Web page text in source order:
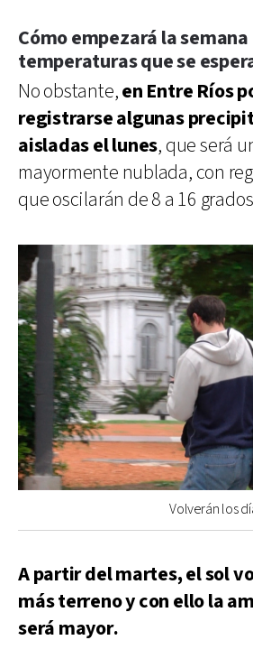
Cómo empezará la
temperaturas que se
No obstante,en Entre Ríos
registrarse algunas
aisladas el lunes, que será
mayormente nublada, con
que oscilarán de 8 a 16
Volverán los
A partir del martes, el sol
más terreno y con ello la
será mayor.